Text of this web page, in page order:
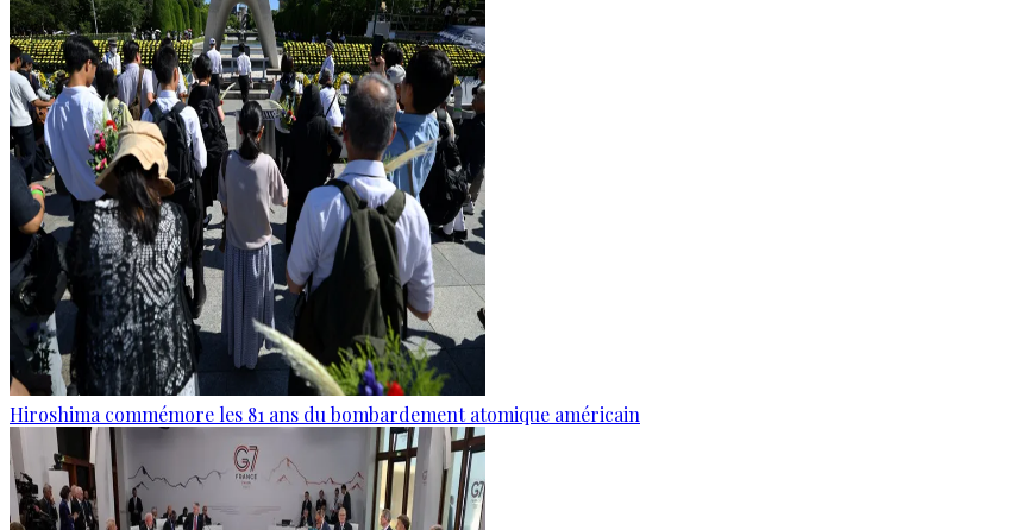
Hiroshima commémore les 81 ans du bombardement atomique américain